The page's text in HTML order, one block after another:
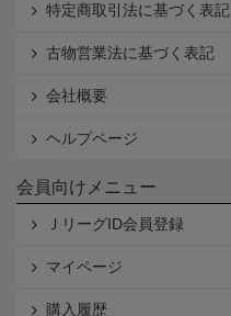
特定商取引法に基づく表記
古物営業法に基づく表記
会社概要
ヘルプページ
会員向けメニュー
ＪリーグID会員登録
マイページ
購入履歴